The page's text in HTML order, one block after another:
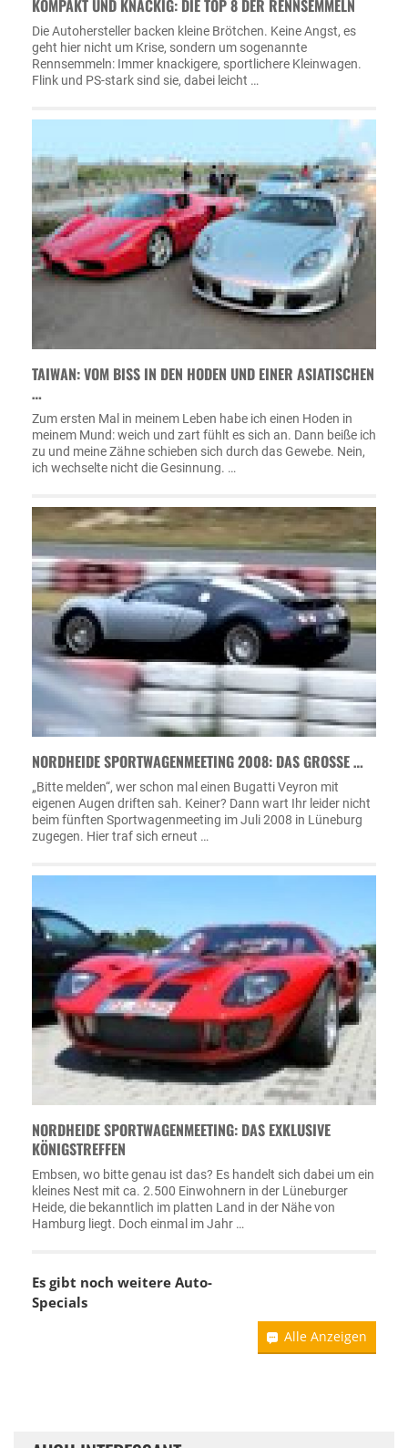
KOMPAKT UND KNACKIG: DIE TOP 8 DER RENNSEMMELN
Die Autohersteller backen kleine Brötchen. Keine Angst, es
geht hier nicht um Krise, sondern um sogenannte
Rennsemmeln: Immer knackigere, sportlichere Kleinwagen.
Flink und PS-stark sind sie, dabei leicht …
TAIWAN: VOM BISS IN DEN HODEN UND EINER ASIATISCHEN
…
Zum ersten Mal in meinem Leben habe ich einen Hoden in
meinem Mund: weich und zart fühlt es sich an. Dann beiße ich
zu und meine Zähne schieben sich durch das Gewebe. Nein,
ich wechselte nicht die Gesinnung. …
NORDHEIDE SPORTWAGENMEETING 2008: DAS GROSSE …
„Bitte melden“, wer schon mal einen Bugatti Veyron mit
eigenen Augen driften sah. Keiner? Dann wart Ihr leider nicht
beim fünften Sportwagenmeeting im Juli 2008 in Lüneburg
zugegen. Hier traf sich erneut …
NORDHEIDE SPORTWAGENMEETING: DAS EXKLUSIVE
KÖNIGSTREFFEN
Embsen, wo bitte genau ist das? Es handelt sich dabei um ein
kleines Nest mit ca. 2.500 Einwohnern in der Lüneburger
Heide, die bekanntlich im platten Land in der Nähe von
Hamburg liegt. Doch einmal im Jahr …
Es gibt noch weitere Auto-
Specials
Alle Anzeigen